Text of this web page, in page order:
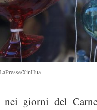
LaPresse/XinHua
giorni del